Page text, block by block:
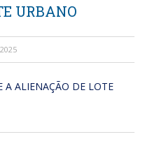
URBANO
A ALIENAÇÃO DE LOTE